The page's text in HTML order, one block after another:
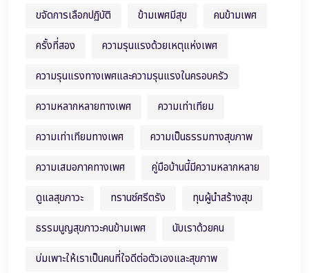
ขจัดการเลือกปฏิบัติ
ข้ามเพศมีสุข
คนข้ามเพศ
ครั้งที่สอง
ความรุนแรงด้วยเหตุแห่งเพศ
ความรุนแรงทางเพศและความรุนแรงในครอบครัว
ความหลากหลายทางเพศ
ความเท่าเทียม
ความเท่าเทียมทางเพศ
ความเป็นธรรมทางสุขภาพ
ความเสมอภาคทางเพศ
คู่มือบ้านนี้มีความหลากหลาย
ดูแลสุขภาวะ
ทรานซ์ศรีตรัง
ทุนผู้นำสร้างสุข
ธรรมนูญสุขภาวะคนข้ามเพศ
นับเราด้วยคน
บ่มเพาะให้เราเป็นคนที่ใจดีต่อตัวเองและสุขภาพ